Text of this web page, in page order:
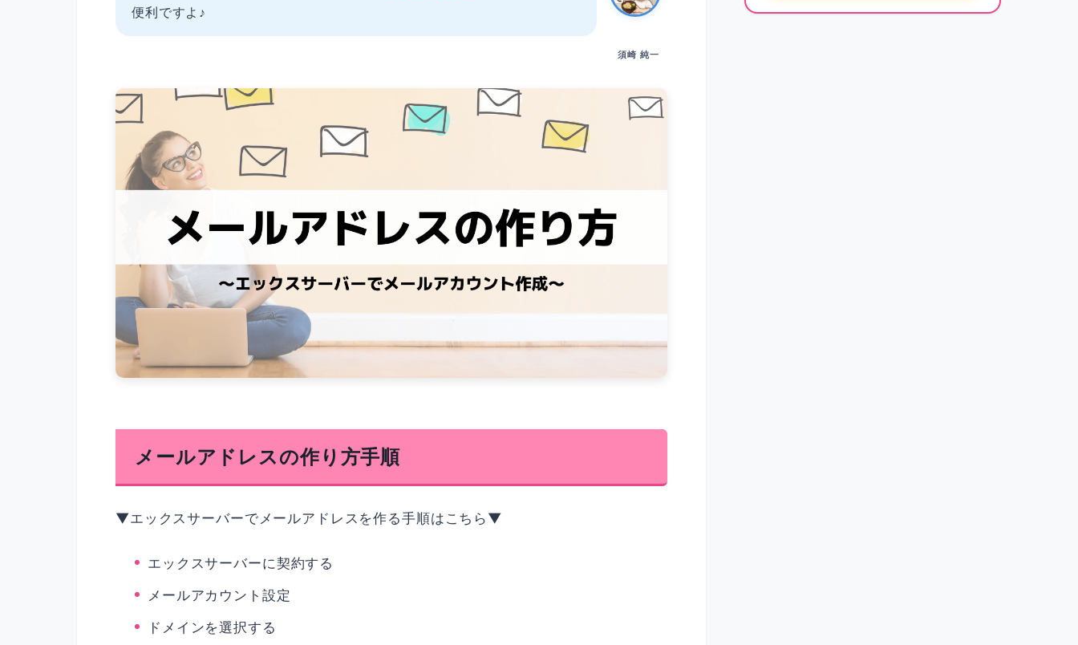
須崎 純一
便利ですよ♪
メールアドレスの作り方手順
▼エックスサーバーでメールアドレスを作る手順はこちら▼
エックスサーバーに契約する
メールアカウント設定
ドメインを選択する